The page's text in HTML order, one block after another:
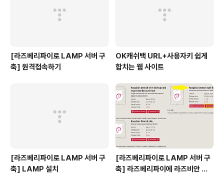
[라즈베리파이로 LAMP 서버 구
축] 원격접속하기
OK캐쉬백 URL+사용자키 쉽게
합치는 웹 사이트
[라즈베리파이로 LAMP 서버 구
축] LAMP 설치
[라즈베리파이로 LAMP 서버 구
축] 라즈베리파이에 라즈비안 설